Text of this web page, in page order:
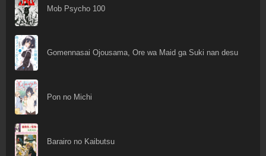
Mob Psycho 100
Gomennasai Ojousama, Ore wa Maid ga Suki nan desu
Pon no Michi
Barairo no Kaibutsu